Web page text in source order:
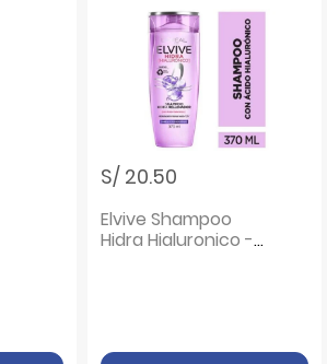
S/ 20.50
Elvive Shampoo
Hidra Hialuronico -